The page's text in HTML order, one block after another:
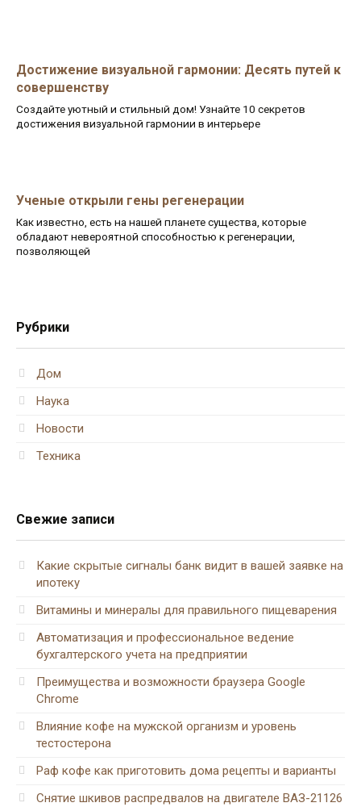
Достижение визуальной гармонии: Десять путей к
совершенству
Создайте уютный и стильный дом! Узнайте 10 секретов
достижения визуальной гармонии в интерьере
Ученые открыли гены регенерации
Как известно, есть на нашей планете существа, которые
обладают невероятной способностью к регенерации,
позволяющей
Рубрики
Дом
Наука
Новости
Техника
Свежие записи
Какие скрытые сигналы банк видит в вашей заявке на
ипотеку
Витамины и минералы для правильного пищеварения
Автоматизация и профессиональное ведение
бухгалтерского учета на предприятии
Преимущества и возможности браузера Google
Chrome
Влияние кофе на мужской организм и уровень
тестостерона
Раф кофе как приготовить дома рецепты и варианты
Снятие шкивов распредвалов на двигателе ВАЗ-21126